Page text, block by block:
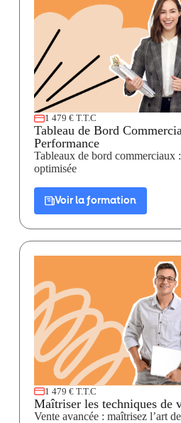
1 479 € T.T.C
Tableau de Bord
Performance
Tableaux de bord
optimisée
Voir la formation
1 479 € T.T.C
Maîtriser les techniques de
Vente avancée : maîtrisez l’art